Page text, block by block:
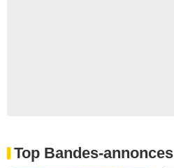
Top Bandes-annonces